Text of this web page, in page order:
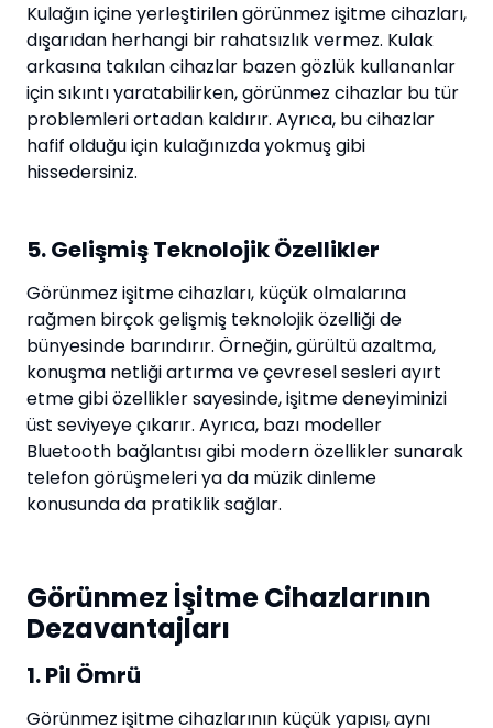
Kulağın içine yerleştirilen görünmez işitme cihazları,
dışarıdan herhangi bir rahatsızlık vermez. Kulak
arkasına takılan cihazlar bazen gözlük kullananlar
için sıkıntı yaratabilirken, görünmez cihazlar bu tür
problemleri ortadan kaldırır. Ayrıca, bu cihazlar
hafif olduğu için kulağınızda yokmuş gibi
hissedersiniz.
5. Gelişmiş Teknolojik Özellikler
Görünmez işitme cihazları, küçük olmalarına
rağmen birçok gelişmiş teknolojik özelliği de
bünyesinde barındırır. Örneğin, gürültü azaltma,
konuşma netliği artırma ve çevresel sesleri ayırt
etme gibi özellikler sayesinde, işitme deneyiminizi
üst seviyeye çıkarır. Ayrıca, bazı modeller
Bluetooth bağlantısı gibi modern özellikler sunarak
telefon görüşmeleri ya da müzik dinleme
konusunda da pratiklik sağlar.
Görünmez İşitme Cihazlarının
Dezavantajları
1. Pil Ömrü
Görünmez işitme cihazlarının küçük yapısı, aynı